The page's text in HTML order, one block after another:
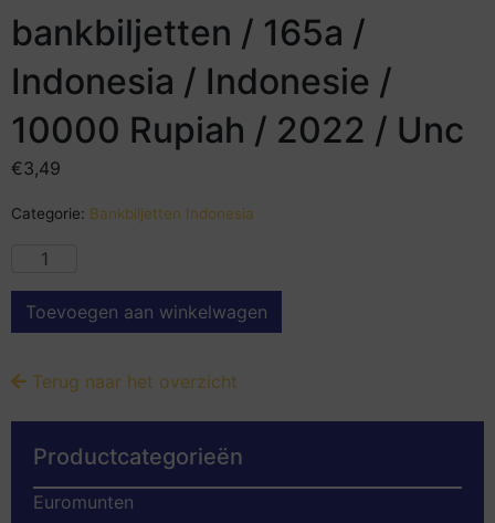
bankbiljetten / 165a /
Indonesia / Indonesie /
10000 Rupiah / 2022 / Unc
€3,49
Categorie: Bankbiljetten Indonesia
Toevoegen aan winkelwagen
Terug naar het overzicht
Productcategorieën
Euromunten